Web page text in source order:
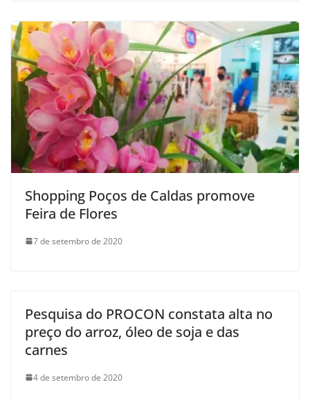
Shopping Poços de Caldas promove
Feira de Flores
7 de setembro de 2020
Pesquisa do PROCON constata alta no
preço do arroz, óleo de soja e das
carnes
4 de setembro de 2020